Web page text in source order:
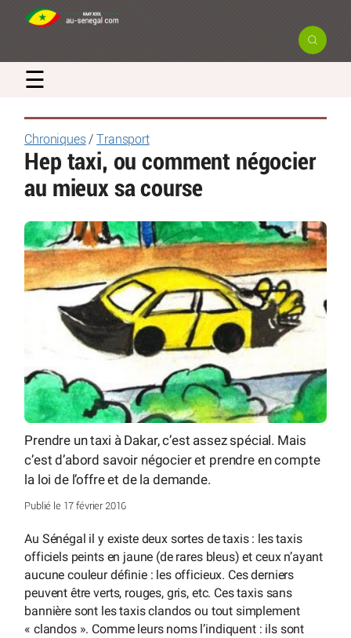
☰
Chroniques/ Transport
Hep taxi, ou comment négocier
au mieux sa course
Prendre un taxi à Dakar, c’est assez spécial. Mais
c’est d’abord savoir négocier et prendre en compte
la loi de l’offre et de la demande.
Publié le 17 février 2016
Au Sénégal il y existe deux sortes de taxis : les taxis
officiels peints en jaune (de rares bleus) et ceux n’ayant
aucune couleur définie : les officieux. Ces derniers
peuvent être verts, rouges, gris, etc. Ces taxis sans
bannière sont les taxis clandos ou tout simplement
« clandos ». Comme leurs noms l’indiquent : ils sont